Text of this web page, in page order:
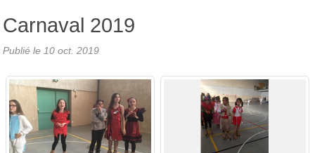
Carnaval 2019
Publié le 10 oct. 2019